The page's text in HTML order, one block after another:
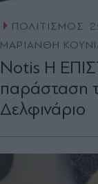
ΠΟΛΙΤΙΣΜΟΣ
ΜΑΡΙΑΝΘΗ
Notis Η
παράσταση
Δελφινάριο